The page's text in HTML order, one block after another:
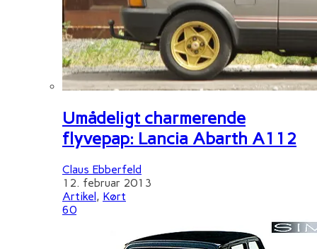
Umådeligt charmerende
flyvepap: Lancia Abarth A112
Claus Ebberfeld
12. februar 2013
Artikel, Kørt
60